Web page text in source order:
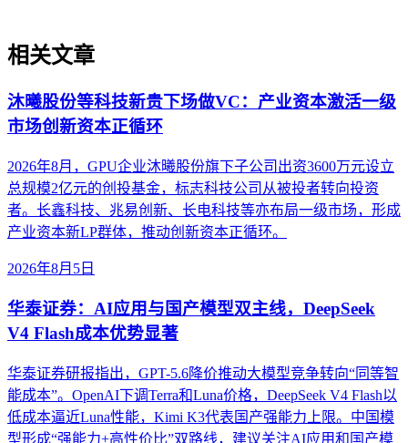
相关文章
沐曦股份等科技新贵下场做VC：产业资本激活一级
市场创新资本正循环
2026年8月，GPU企业沐曦股份旗下子公司出资3600万元设立
总规模2亿元的创投基金，标志科技公司从被投者转向投资
者。长鑫科技、兆易创新、长电科技等亦布局一级市场，形成
产业资本新LP群体，推动创新资本正循环。
2026年8月5日
华泰证券：AI应用与国产模型双主线，DeepSeek
V4 Flash成本优势显著
华泰证券研报指出，GPT-5.6降价推动大模型竞争转向“同等智
能成本”。OpenAI下调Terra和Luna价格，DeepSeek V4 Flash以
低成本逼近Luna性能，Kimi K3代表国产强能力上限。中国模
型形成“强能力+高性价比”双路线，建议关注AI应用和国产模